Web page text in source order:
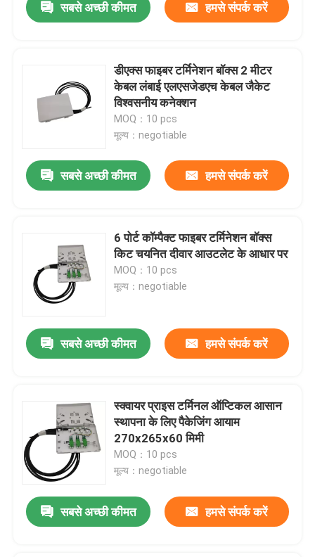
सबसे अच्छी कीमत हमसे संपर्क करें
डीएक्स फाइबर टर्मिनेशन बॉक्स 2 मीटर
केबल लंबाई एलएसजेडएच केबल जैकेट
विश्वसनीय कनेक्शन
MOQ：10 pcs
मूल्य：negotiable
सबसे अच्छी कीमत हमसे संपर्क करें
6 पोर्ट कॉम्पैक्ट फाइबर टर्मिनेशन बॉक्स
किट चयनित दीवार आउटलेट के आधार पर
MOQ：10 pcs
मूल्य：negotiable
सबसे अच्छी कीमत हमसे संपर्क करें
स्क्वायर प्राइस टर्मिनल ऑप्टिकल आसान
स्थापना के लिए पैकेजिंग आयाम
270x265x60 मिमी
MOQ：10 pcs
मूल्य：negotiable
सबसे अच्छी कीमत हमसे संपर्क करें